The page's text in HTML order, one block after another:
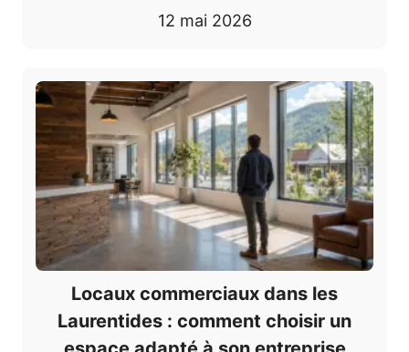
12 mai 2026
Locaux commerciaux dans les
Laurentides : comment choisir un